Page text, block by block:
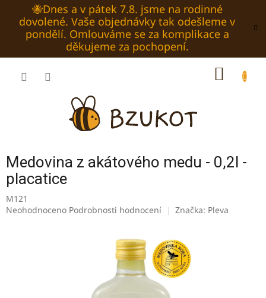
obsah
🐝Dnes a v pátek 7.8. jsme na rodinné
dovolené. Vaše objednávky tak odešleme v
pondělí. Omlouváme se za komplikace a
děkujeme za pochopení.
Medovina z akátového medu - 0,2l -
placatice
M121
Průměrné
Neohodnoceno Podrobnosti hodnocení Značka: Pleva